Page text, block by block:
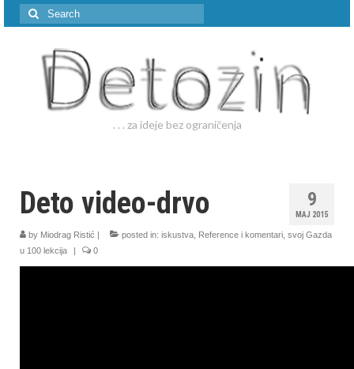
Search
for:
. . . za ideje bez ograničenja
9
MAJ 2015
Deto video-drvo
by Miodrag Ristić | posted in: iskustva Reference i komentari svoj Gazda
u 100 lekcija
| 0